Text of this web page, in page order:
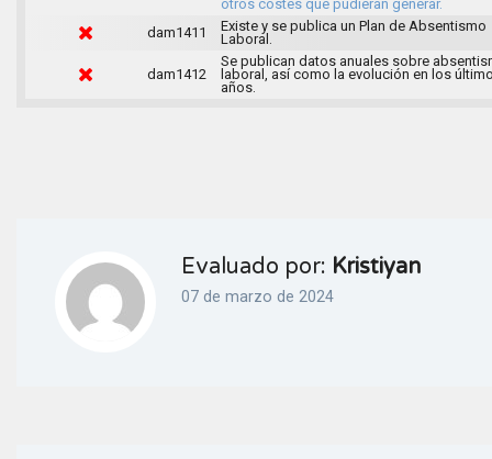
otros costes que pudieran generar.
dam1411
Existe y se publica un Plan de Absentismo
Laboral.
dam1412
Se publican datos anuales sobre
laboral, así como la evolución en los
años.
Evaluado por: Kristiyan
07 de marzo de 2024